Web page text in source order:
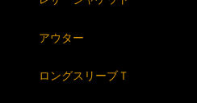
アウター
ロングスリーブＴ